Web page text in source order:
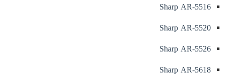
Sharp AR-5516
Sharp AR-5520
Sharp AR-5526
Sharp AR-5618